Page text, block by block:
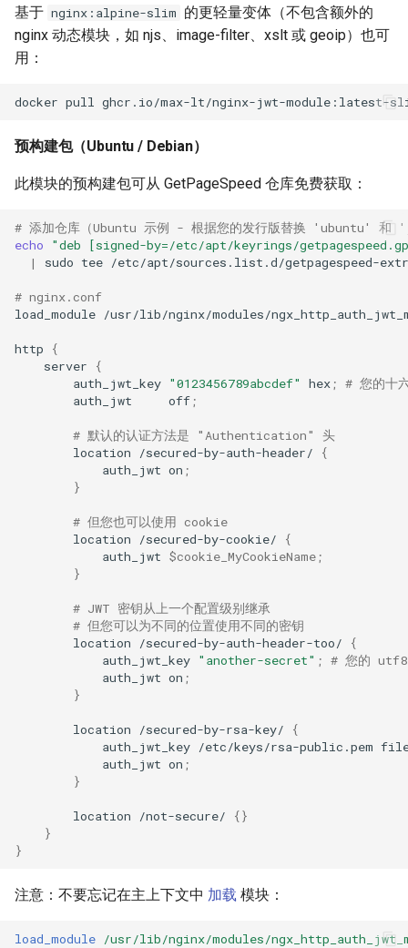
healthcheck
hmac
hoedown
http
http2
httpipe
jump-consistent-hash
jwt-verification
libr3
limit-rate
基于 nginx:alpine-slim 的更轻量变体（不包含额外的
nginx 动态模块，如 njs、image-filter、xslt 或 geoip）也可
用：
预构建包（Ubuntu / Debian）
此模块的预构建包可从 GetPageSpeed 仓库免费获取：
# 添加仓库（Ubuntu 示例 - 根据您的发行版替换 'ubuntu' 和
echo
"deb [signed-by=/etc/apt/keyrings/
|
sudo tee /etc/apt/sources.list.d/getpagespeed-
# nginx.conf
load_module /usr/lib/nginx/modules/
http
{
server
{
auth_jwt_key "0123456789abcdef" hex ; # 您的十
auth_jwt
off ;
# 默认的认证方法是 "Authentication" 头
location
/secured-by-auth-header/
{
auth_jwt on ;
}
# 但您也可以使用 cookie
location
/secured-by-cookie/
{
auth_jwt $cookie_MyCookieName ;
}
# JWT 密钥从上一个配置级别继承
# 但您可以为不同的位置使用不同的密钥
location
/secured-by-auth-header-too/
{
auth_jwt_key "another-secret" ; # 您的 utf8
auth_jwt on ;
}
location /secured-by-rsa-key/
{
auth_jwt_key /etc/keys/rsa-public.pem
auth_jwt on ;
}
location /not-secure/
{}
}
}
注意：不要忘记在主上下文中 加载 模块：
load_module /usr/lib/nginx/modules/